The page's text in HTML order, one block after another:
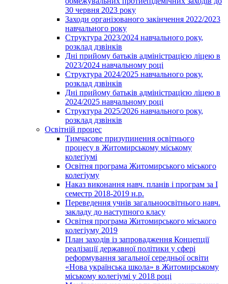
30 червня 2023 року
Заходи організованого закінчення 2022/2023
навчального року
Структура 2023/2024 навчального року,
розклад дзвінків
Дні прийому батьків адміністрацією ліцею в
2023/2024 навчальному році
Структура 2024/2025 навчального року,
розклад дзвінків
Дні прийому батьків адміністрацією ліцею в
2024/2025 навчальному році
Структура 2025/2026 навчального року,
розклад дзвінків
Освітній процес
Тимчасове призупинення освітнього
процесу в Житомирському міському
колегіумі
Освітня програма Житомирського міського
колегіуму
Наказ виконання навч. планів і програм за І
семестр 2018-2019 н.р.
Переведення учнів загальноосвітнього навч.
закладу до наступного класу
Освітня програма Житомирського міського
колегіуму 2019
План заходів із запровадження Концепції
реалізації державної політики у сфері
реформування загальної середньої освіти
«Нова українська школа» в Житомирському
міському колегіумі у 2018 році